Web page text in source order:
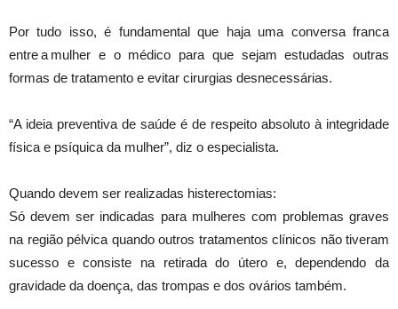
Por tudo isso, é fundamental que haja uma conversa franca
entre a mulher e o médico para que sejam estudadas outras
formas de tratamento e evitar cirurgias desnecessárias.
“A ideia preventiva de saúde é de respeito absoluto à integridade
física e psíquica da mulher”, diz o especialista.
Quando devem ser realizadas histerectomias:
Só devem ser indicadas para mulheres com problemas graves
na região pélvica quando outros tratamentos clínicos não tiveram
sucesso e consiste na retirada do útero e, dependendo da
gravidade da doença, das trompas e dos ovários também.